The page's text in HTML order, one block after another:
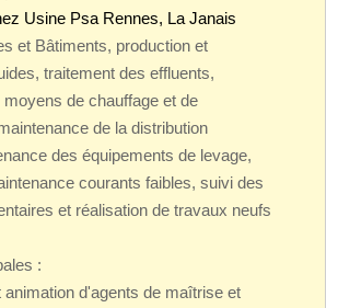
Usine Psa Rennes, La Janais
et Bâtiments, production et
traitement des effluents,
de chauffage et de
de la distribution
des équipements de levage,
courants faibles, suivi des
et réalisation de travaux neufs
:
d'agents de maîtrise et